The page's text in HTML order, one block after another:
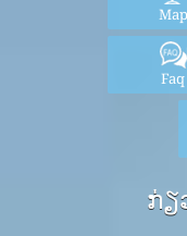
Map
Faq
ກ່ຽ